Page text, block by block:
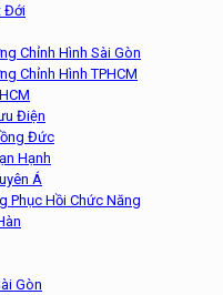
Đới
Chỉnh Hình Sài Gòn
Chỉnh Hình TPHCM
Điện
Đức
Hạnh
Á
Phục Hồi Chức Năng
Gòn